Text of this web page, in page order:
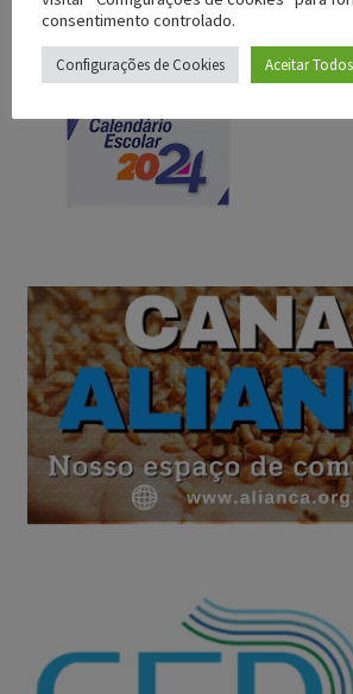
acesse a agenda
consentimento controlado.
Configurações de Cookies Aceitar Todos